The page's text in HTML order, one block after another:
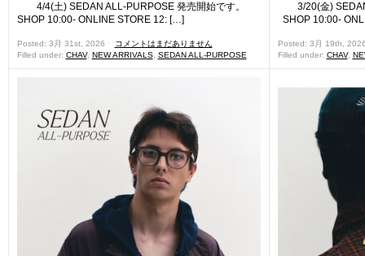
4/4(土) SEDAN ALL-PURPOSE 発売開始です。
SHOP 10:00- ONLINE STORE 12: […]
Posted: 3月 31st, 2026 ˑ
コメントはまだありません
Filled under: CHAV, NEW ARRIVALS, SEDAN ALL-PURPOSE
3/20(金)
SHOP 10:00-
Posted: 3月 19th,
Filled under: CHAV,